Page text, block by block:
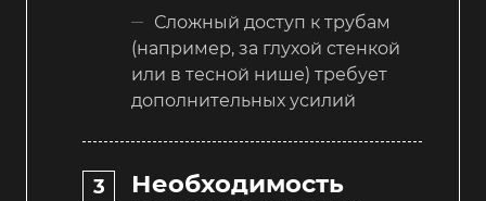
Сложный доступ к трубам
(например, за глухой стенкой
или в тесной нише) требует
дополнительных усилий
Необходимость